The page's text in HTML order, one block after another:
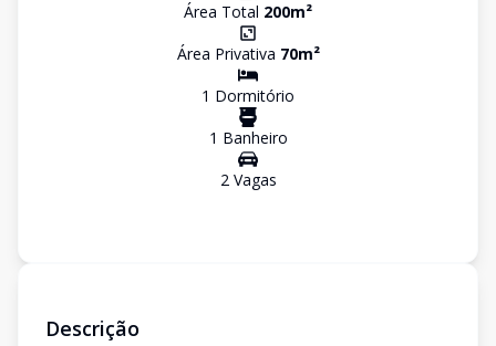
Área Total 200m²
Área Privativa 70m²
1 Dormitório
1 Banheiro
2Vagas
Descrição